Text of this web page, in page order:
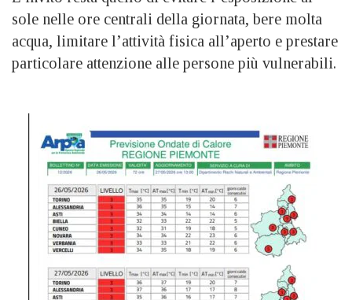
sole nelle ore centrali della giornata, bere molta
acqua, limitare l’attività fisica all’aperto e prestare
particolare attenzione alle persone più vulnerabili.